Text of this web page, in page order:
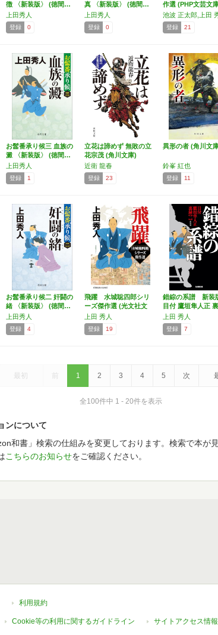
徴 〈新装版〉 (徳間…
上田秀人
登録 0
真 〈新装版〉 (徳間…
上田秀人
登録 0
作選 (PHP文芸文
登録 21
お髷番承り候三 血族の
澱 〈新装版〉 (徳間…
上田秀人
登録 1
立花は諦めず 無敗の立
花宗茂 (角川文庫)
近衛 龍春
登録 23
異形の者 (角川文
鈴峯 紅也
登録 11
お髷番承り候二 奸闘の
緒 〈新装版〉 (徳間…
上田秀人
登録 4
飛躍 水城聡四郎シリ
ーズ傑作選 (光文社文
庫…
上田 秀人
登録 19
錯綜の系譜 新
目付 鷹垣隼人正
（…
上田 秀人
登録 7
最初 前 1 2 3 4 5 次
全100件中 1 - 20件を表示
ンについて
和書」検索の仕組みを変更しております。検索で本が
こちらのお知らせをご確認ください。
利用規約
Cookie等の利用に関するガイドライン サイトアクセス情